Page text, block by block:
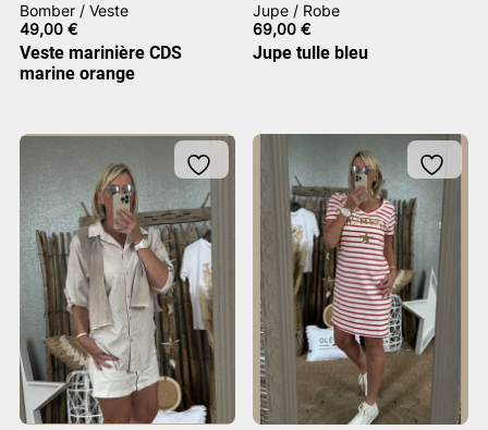
Bomber / Veste
49,00 €
Veste marinière CDS
marine orange
Jupe / Robe
69,00€
Jupe tulle bleu